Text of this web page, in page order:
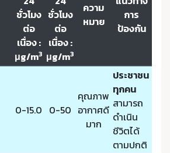
ชั่วโมง
ต่อ
เนื่อง :
μg/m3
ชั่วโมง
ต่อ
เนื่อง :
μg/m3
ความ
หมาย
การ
ป้องกัน
0-15.0 0-50
คุณภาพ
อากาศดี
มาก
ประชาชน
ทุกคน
สามารถ
ดำเนิน
ชีวิตได้
ตามปกติ